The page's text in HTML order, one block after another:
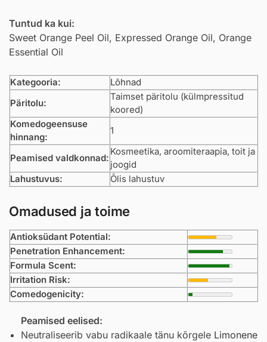
Tuntud ka kui:
Sweet Orange Peel Oil, Expressed Orange Oil, Orange
Essential Oil
Kategooria:
Lõhnad
Päritolu:
Taimset päritolu (külmpressitud
koored)
Komedogeensuse
hinnang:
1
Peamised valdkonnad:
Kosmeetika, aroomiteraapia, toit ja
joogid
Lahustuvus:
Õlis lahustuv
Omadused ja toime
Antioksüdant Potential:
Penetration Enhancement:
Formula Scent:
Irritation Risk:
Comedogenicity:
Peamised eelised:
Neutraliseerib vabu radikaale tänu kõrgele Limonene